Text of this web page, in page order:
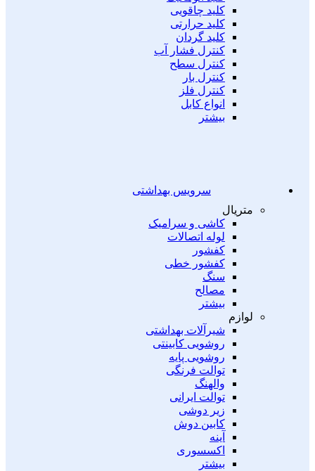
کلید چاقویی
کلید حرارتی
کلید گردان
کنترل فشار آب
کنترل سطح
کنترل بار
کنترل فلز
انواع کابل
بیشتر
سرویس بهداشتی
متریال
کاشی و سرامیک
لوله اتصالات
کفشور
کفشور خطی
سنگ
مصالح
بیشتر
لوازم
شیرآلات بهداشتی
روشویی کابینتی
روشویی پایه
توالت فرنگی
والهنگ
توالت ایرانی
زیر دوشی
کابین دوش
آینه
اکسسوری
بیشتر